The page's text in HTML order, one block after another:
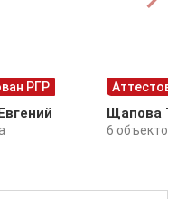
РГР
Щапова
6 объектов